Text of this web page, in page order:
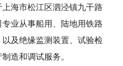
上海市松江区泗泾镇九干路
业从事船用、陆地用铁路
及绝缘监测装置、试验检
造和调试服务。